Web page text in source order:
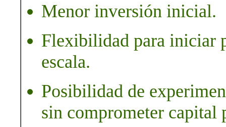
Menor inversión inicial.
Flexibilidad para iniciar
escala.
Posibilidad de
sin comprometer capital